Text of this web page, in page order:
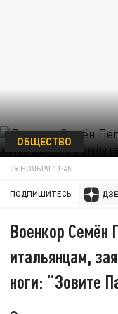
ОБЩЕСТВО
09 НОЯБРЯ 11:45
ПОДПИШИТЕСЬ:
Военкор Семён
итальянцам,
ноги: “Зовите